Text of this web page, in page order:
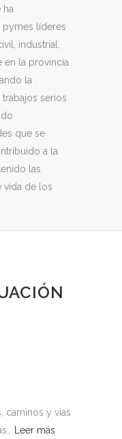
ha
líderes
industrial,
en la provincia
la
serios
que se
a la
las
vida de los
caminos y vías
Leer más